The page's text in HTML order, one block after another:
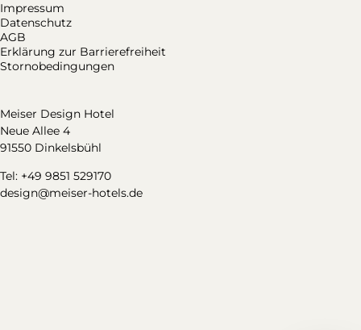
Impressum
Datenschutz
AGB
Erklärung zur Barrierefreiheit
Stornobedingungen
Meiser Design Hotel
Neue Allee 4
91550 Dinkelsbühl
Tel: +49 9851 529170
design@meiser-hotels.de